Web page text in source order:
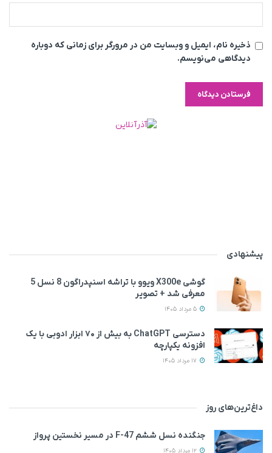
ذخیره نام، ایمیل و وبسایت من در مرورگر برای زمانی که دوباره
دیدگاهی می‌نویسم.
پیشنهادی
گوشی X300e ویوو با تراشه اسنپدراگون 8 نسل 5
معرفی شد + تصویر
دسترسی ChatGPT به بیش از ۷۰ ابزار ادوبی با یک
افزونه یکپارچه
داغ‌ترین‌های روز
جنگنده نسل ششم F-47 در مسیر نخستین پرواز